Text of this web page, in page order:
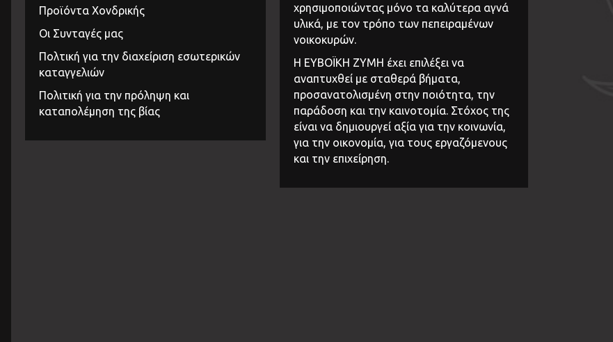
Προϊόντα Χονδρικής
Οι Συνταγές μας
Πολτική για την διαχείριση εσωτερικών
καταγγελιών
Πολιτική για την πρόληψη και
καταπολέμηση της βίας
χρησιμοποιώντας μόνο τα καλύτερα αγνά
υλικά, με τον τρόπο των πεπειραμένων
νοικοκυρών.
Η ΕΥΒΟΪΚΗ ΖΥΜΗ έχει επιλέξει να
αναπτυχθεί με σταθερά βήματα,
προσανατολισμένη στην ποιότητα, την
παράδοση και την καινοτομία. Στόχος της
είναι να δημιουργεί αξία για την κοινωνία,
για την οικονομία, για τους εργαζόμενους
και την επιχείρηση.